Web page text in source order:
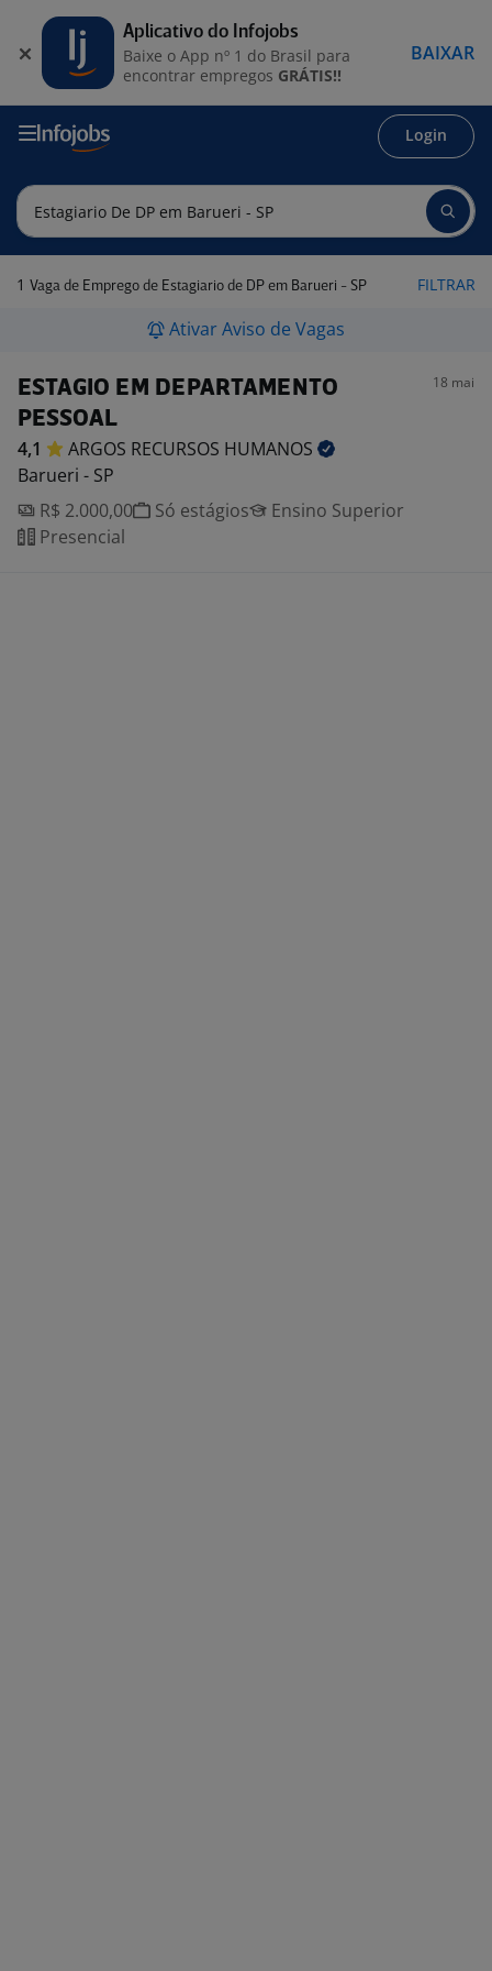
Login
1 Vaga de Emprego de Estagiario de DP em Barueri - SP FILTRAR
Ativar Aviso de Vagas
ESTAGIO EM DEPARTAMENTO
PESSOAL
18 mai
4,1 ARGOS RECURSOS HUMANOS
Barueri - SP
R$ 2.000,00
Só estágios
Ensino Superior
Presencial
Aplicativo do Infojobs
Baixe o App nº 1 do Brasil para
encontrar empregos GRÁTIS!!
BAIXAR